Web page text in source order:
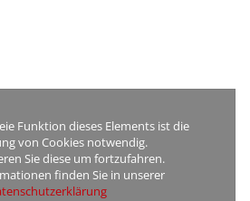
Funktion dieses Elements ist die
von Cookies notwendig.
Sie diese um fortzufahren.
finden Sie in unserer